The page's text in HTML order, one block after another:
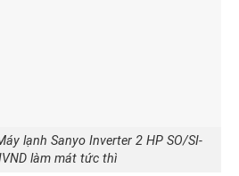
lạnh Sanyo Inverter 2 HP SO/SI-
làm mát tức thì